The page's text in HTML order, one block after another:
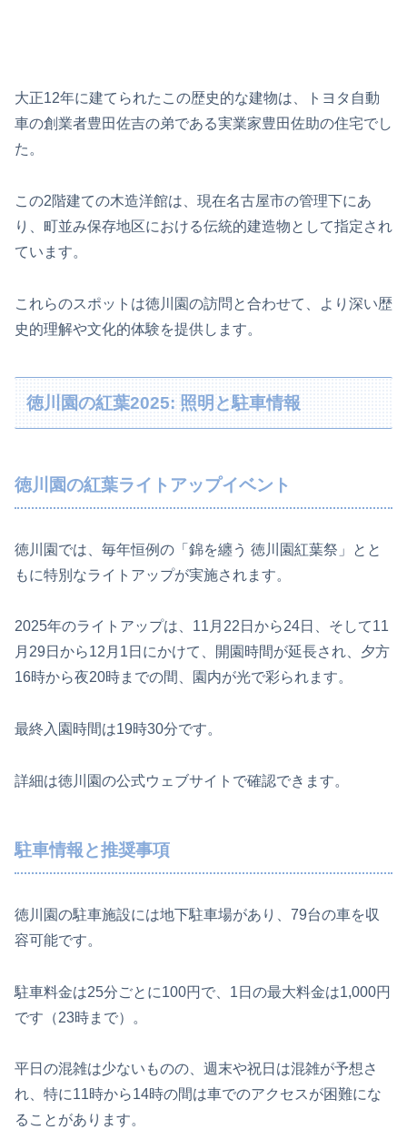
大正12年に建てられたこの歴史的な建物は、トヨタ自動
車の創業者豊田佐吉の弟である実業家豊田佐助の住宅でし
た。
この2階建ての木造洋館は、現在名古屋市の管理下にあ
り、町並み保存地区における伝統的建造物として指定され
ています。
これらのスポットは徳川園の訪問と合わせて、より深い歴
史的理解や文化的体験を提供します。
徳川園の紅葉2025: 照明と駐車情報
徳川園の紅葉ライトアップイベント
徳川園では、毎年恒例の「錦を纏う 徳川園紅葉祭」とと
もに特別なライトアップが実施されます。
2025年のライトアップは、11月22日から24日、そして11
月29日から12月1日にかけて、開園時間が延長され、夕方
16時から夜20時までの間、園内が光で彩られます。
最終入園時間は19時30分です。
詳細は徳川園の公式ウェブサイトで確認できます。
駐車情報と推奨事項
徳川園の駐車施設には地下駐車場があり、79台の車を収
容可能です。
駐車料金は25分ごとに100円で、1日の最大料金は1,000円
です（23時まで）。
平日の混雑は少ないものの、週末や祝日は混雑が予想さ
れ、特に11時から14時の間は車でのアクセスが困難にな
ることがあります。